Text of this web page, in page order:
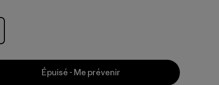
Épuisé - Me prévenir